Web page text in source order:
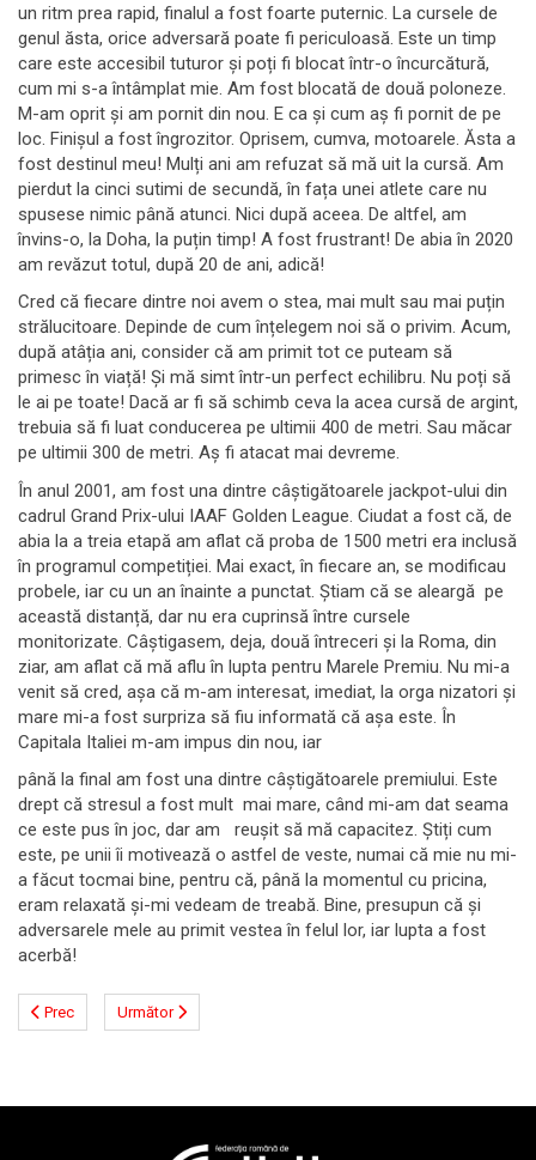
un ritm prea rapid, finalul a fost foarte puternic. La cursele de
genul ăsta, orice adversară poate fi periculoasă. Este un timp
care este accesibil tuturor și poți fi blocat într-o încurcătură,
cum mi s-a întâmplat mie. Am fost blocată de două poloneze.
M-am oprit și am pornit din nou. E ca și cum aș fi pornit de pe
loc. Finișul a fost îngrozitor. Oprisem, cumva, motoarele. Ăsta a
fost destinul meu! Mulți ani am refuzat să mă uit la cursă. Am
pierdut la cinci sutimi de secundă, în fața unei atlete care nu
spusese nimic până atunci. Nici după aceea. De altfel, am
învins-o, la Doha, la puțin timp! A fost frustrant! De abia în 2020
am revăzut totul, după 20 de ani, adică!
Cred că fiecare dintre noi avem o stea, mai mult sau mai puțin
strălucitoare. Depinde de cum înțelegem noi să o privim. Acum,
după atâția ani, consider că am primit tot ce puteam să
primesc în viață! Și mă simt într-un perfect echilibru. Nu poți să
le ai pe toate! Dacă ar fi să schimb ceva la acea cursă de argint,
trebuia să fi luat conducerea pe ultimii 400 de metri. Sau măcar
pe ultimii 300 de metri. Aș fi atacat mai devreme.
În anul 2001, am fost una dintre câștigătoarele jackpot-ului din
cadrul Grand Prix-ului IAAF Golden League. Ciudat a fost că, de
abia la a treia etapă am aflat că proba de 1500 metri era inclusă
în programul competiției. Mai exact, în fiecare an, se modificau
probele, iar cu un an înainte a punctat. Știam că se aleargă pe
această distanță, dar nu era cuprinsă între cursele
monitorizate. Câștigasem, deja, două întreceri și la Roma, din
ziar, am aflat că mă aflu în lupta pentru Marele Premiu. Nu mi-a
venit să cred, așa că m-am interesat, imediat, la orga nizatori și
mare mi-a fost surpriza să fiu informată că așa este. În
Capitala Italiei m-am impus din nou, iar
până la final am fost una dintre câștigătoarele premiului. Este
drept că stresul a fost mult mai mare, când mi-am dat seama
ce este pus în joc, dar am reușit să mă capacitez. Știți cum
este, pe unii îi motivează o astfel de veste, numai că mie nu mi-
a făcut tocmai bine, pentru că, până la momentul cu pricina,
eram relaxată și-mi vedeam de treabă. Bine, presupun că și
adversarele mele au primit vestea în felul lor, iar lupta a fost
acerbă!
Prec Următor